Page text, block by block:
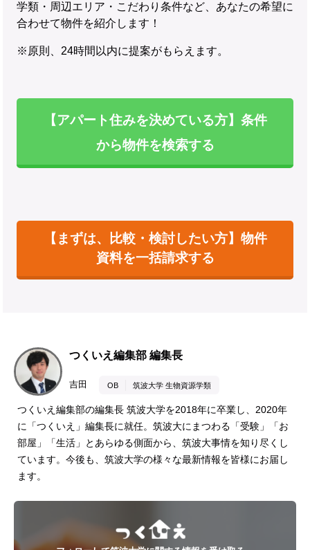
学類・周辺エリア・こだわり条件など、あなたの希望に
合わせて物件を紹介します！
※原則、24時間以内に提案がもらえます。
【アパート住みを決めている方】条件
から物件を検索する
【まずは、比較・検討したい方】物件
資料を一括請求する
つくいえ編集部 編集長
吉田 OB 筑波大学 生物資源学類
つくいえ編集部の編集長 筑波大学を2018年に卒業し、2020年
に「つくいえ」編集長に就任。筑波大にまつわる「受験」「お
部屋」「生活」とあらゆる側面から、筑波大事情を知り尽くし
ています。今後も、筑波大学の様々な最新情報を皆様にお届し
ます。